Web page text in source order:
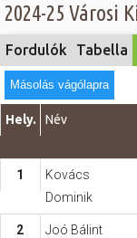
Sport
Szabadidő
Hasznos
Fordulók Tabella
Másolás vágólapra
Hely. Név
1
Kovács
Dominik
2 Joó Bálint